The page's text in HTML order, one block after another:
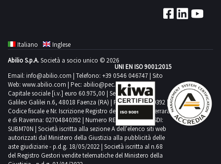
Italiano
Inglese
Abilio S.p.A.Società a socio unico © 2026
Email: info@abilio.com | Telefono: +39 0546 046747 | Sito
Web: www.abilio.com | Pec: abilio@pec.illimity.com
Capitale sociale [i.v.] euro 60.975,00 | Sede legale in Via
Galileo Galilei n.6, 48018 Faenza (RA) | P.IVA: 02704840392 |
Codice fiscale e Nr. Iscrizione Registro delle Imprese di Ferrara
e di Ravenna: 02704840392 | Numero REA RA 224830 | SDI:
SUBM70N | Società iscritta alla sezione A dell'elenco siti web
autorizzati dal Ministero della Giustizia alla pubblicità delle
aste giudiziarie - p.d.g. 18/05/2022 | Società iscritta al n.68
del Registro Gestori vendite telematiche del Ministero della
UNI EN ISO 9001:2015